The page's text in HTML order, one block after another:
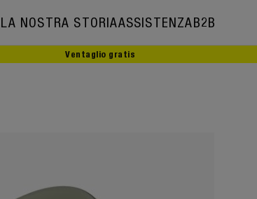
LA NOSTRA STORIA
La nostra storia
ASSISTENZAB2B
Ventaglio gratis